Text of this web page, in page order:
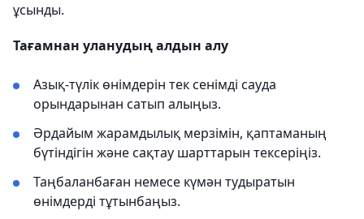
ұсынды.
Тағамнан уланудың алдын алу
Азық-түлік өнімдерін тек сенімді сауда
орындарынан сатып алыңыз.
Әрдайым жарамдылық мерзімін, қаптаманың
бүтіндігін және сақтау шарттарын тексеріңіз.
Таңбаланбаған немесе күмән тудыратын
өнімдерді тұтынбаңыз.